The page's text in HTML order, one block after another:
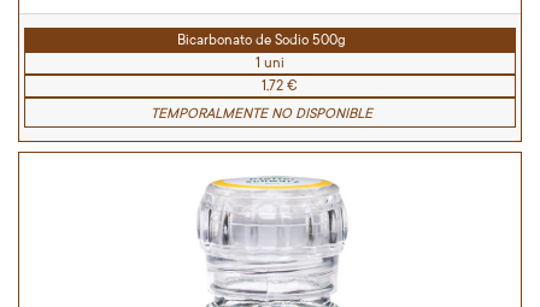
Bicarbonato de Sodio 500g
1 uni
1,72 €
TEMPORALMENTE NO DISPONIBLE